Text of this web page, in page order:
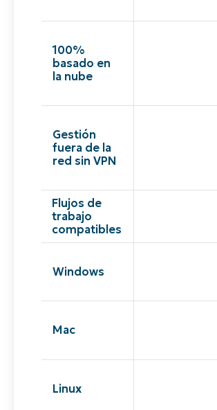
100%
basado en
la nube
Gestión
fuera de la
red sin VPN
Flujos de
trabajo
compatibles
Windows
Mac
Linux